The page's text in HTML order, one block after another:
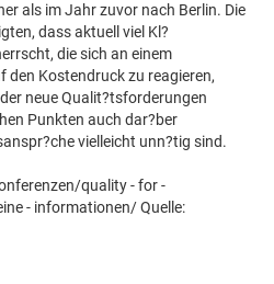
als im Jahr zuvor nach Berlin. Die
dass aktuell viel Kl?
die sich an einem
den Kostendruck zu reagieren,
neue Qualit?tsforderungen
Punkten auch dar?ber
vielleicht unn?tig sind.
quality - for -
- informationen/ Quelle: